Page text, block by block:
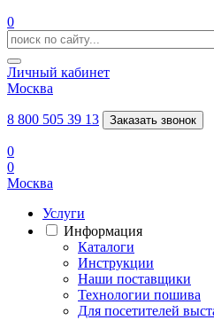
0
Личный кабинет
Москва
8 800 505 39 13 Заказать звонок
0
0
Москва
Услуги
Информация
Каталоги
Инструкции
Наши поставщики
Технологии пошива
Для посетителей